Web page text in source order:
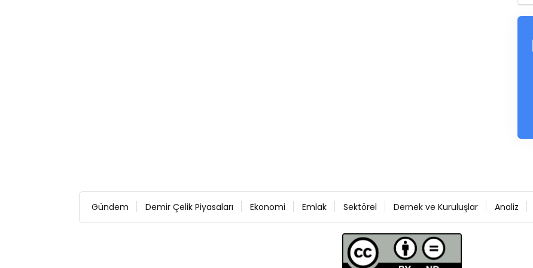
Gündem Demir Çelik Piyasaları Ekonomi Emlak Sektörel Dernek ve Kuruluşlar Analiz